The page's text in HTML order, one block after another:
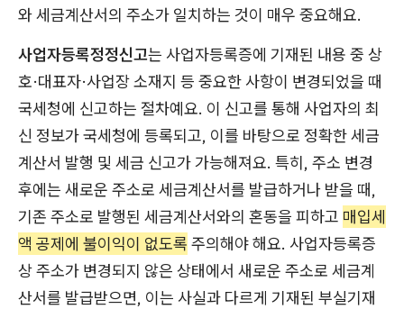
와 세금계산서의 주소가 일치하는 것이 매우 중요해요.
사업자등록정정신고는 사업자등록증에 기재된 내용 중 상
호·대표자·사업장 소재지 등 중요한 사항이 변경되었을 때
국세청에 신고하는 절차예요. 이 신고를 통해 사업자의 최
신 정보가 국세청에 등록되고, 이를 바탕으로 정확한 세금
계산서 발행 및 세금 신고가 가능해져요. 특히, 주소 변경
후에는 새로운 주소로 세금계산서를 발급하거나 받을 때,
기존 주소로 발행된 세금계산서와의 혼동을 피하고 매입세
액 공제에 불이익이 없도록 주의해야 해요. 사업자등록증
상 주소가 변경되지 않은 상태에서 새로운 주소로 세금계
산서를 발급받으면, 이는 사실과 다르게 기재된 부실기재